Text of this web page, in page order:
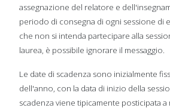
assegnazione del relatore e
periodo di consegna di ogni sessione di
che non si intenda partecipare alla
laurea, è possibile ignorare il messaggio.
Le date di scadenza sono inizialmente
dell'anno, con la data di inizio della
scadenza viene tipicamente posticipata